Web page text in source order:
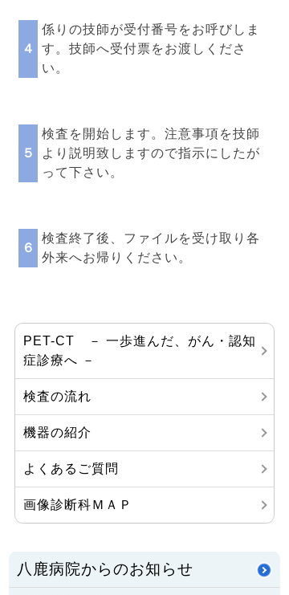
４
係りの技師が受付番号をお呼びしま
す。技師へ受付票をお渡しくださ
い。
５
検査を開始します。注意事項を技師
より説明致しますので指示にしたが
って下さい。
６
検査終了後、ファイルを受け取り各
外来へお帰りください。
PET-CT － 一歩進んだ、がん・認知
症診療へ －
検査の流れ
機器の紹介
よくあるご質問
画像診断科ＭＡＰ
八鹿病院からのお知らせ